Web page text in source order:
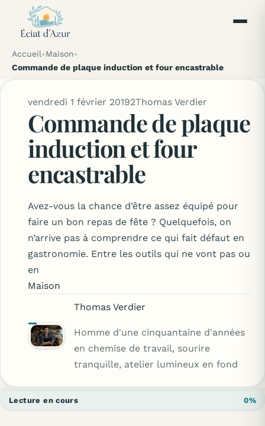
Accueil Maison
Commande de plaque induction et four encastrable
vendredi 1 février 20192Thomas Verdier
Commande de plaque
induction et four
encastrable
Avez-vous la chance d’être assez équipé pour
faire un bon repas de fête ? Quelquefois, on
n’arrive pas à comprendre ce qui fait défaut en
gastronomie. Entre les outils qui ne vont pas ou
en
Maison
Thomas Verdier
Homme d'une cinquantaine d'années
en chemise de travail, sourire
tranquille, atelier lumineux en fond
Lecture en cours 0%